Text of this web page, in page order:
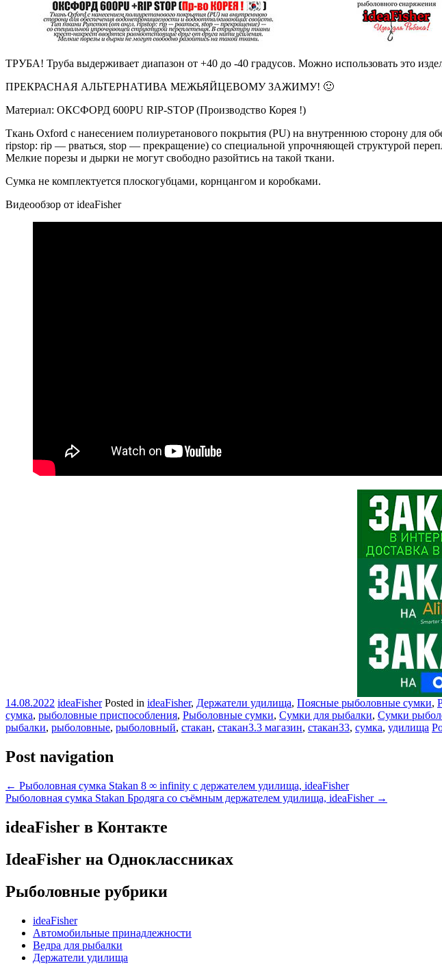
ТРУБА! Труба выдерживает диапазон от +40 до -40 градусов. Можно использовать это
ПРЕКРАСНАЯ АЛЬТЕРНАТИВА МЕЖЬЯЙЦЕВОМУ ЗАЖИМУ! 🙂
Материал: ОКСФОРД 600PU RIP-STOP (Производство Корея !)
Ткань Oxford с нанесением полиуретанового покрытия (PU) на внутреннюю сторону для
ripstop: rip — рваться, stop — прекращение) со специальной упрочняющей структурой
Мелкие порезы и дырки не могут свободно разойтись на такой ткани.
Сумка не комплектуется плоскогубцами, корнцангом и коробками.
Видеообзор от ideaFisher
14.08.2022 ideaFisher Posted in ideaFisher, Держатели удилища, Поясные рыболовные сумки,
сумка, рыболовные приспособления, Рыболовные сумки, Сумки для рыбалки, Сумки
рыбалки, рыболовные, рыболовный, стакан, стакан3.3 магазин, стакан33, сумка, удилища
Post navigation
← Рыболовная сумка Stakan 8 ∞ infinity с держателем удилища, ideaFisher
Рыболовная сумка Stakan Бродяга со съёмным держателем удилища, ideaFisher →
ideaFisher в Контакте
IdeaFisher на Одноклассниках
Рыболовные рубрики
ideaFisher
Автомобильные принадлежности
Ведра для рыбалки
Держатели удилища